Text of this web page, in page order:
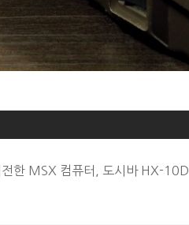
전한 MSX 컴퓨터, 도시바 HX-10D